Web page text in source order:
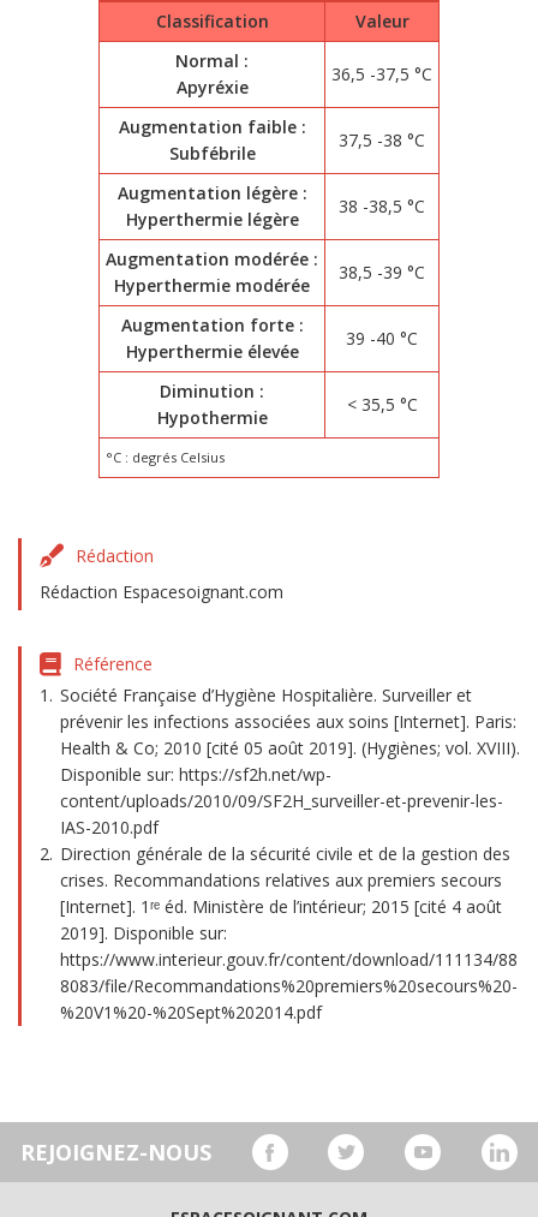
Classification
Valeur
Normal :
Apyréxie
36,5 -37,5 °C
Augmentation faible :
Subfébrile
37,5 -38 °C
Augmentation légère :
Hyperthermie légère
38 -38,5 °C
Augmentation modérée :
Hyperthermie modérée
38,5 -39 °C
Augmentation forte :
Hyperthermie élevée
39 -40 °C
Diminution :
Hypothermie
< 35,5 °C
°C : degrés Celsius
Rédaction
Rédaction Espacesoignant.com
Référence
Société Française d’Hygiène Hospitalière. Surveiller et
prévenir les infections associées aux soins [Internet]. Paris:
Health & Co; 2010 [cité 05 août 2019]. (Hygiènes; vol. XVIII).
Disponible sur: https://sf2h.net/wp-
content/uploads/2010/09/SF2H_surveiller-et-prevenir-les-
IAS-2010.pdf
Direction générale de la sécurité civile et de la gestion des
crises. Recommandations relatives aux premiers secours
[Internet]. 1ʳᵉ éd. Ministère de l’intérieur; 2015 [cité 4 août
2019]. Disponible sur:
https://www.interieur.gouv.fr/content/download/111134/88
8083/file/Recommandations%20premiers%20secours%20-
%20V1%20-%20Sept%202014.pdf
REJOIGNEZ-NOUS